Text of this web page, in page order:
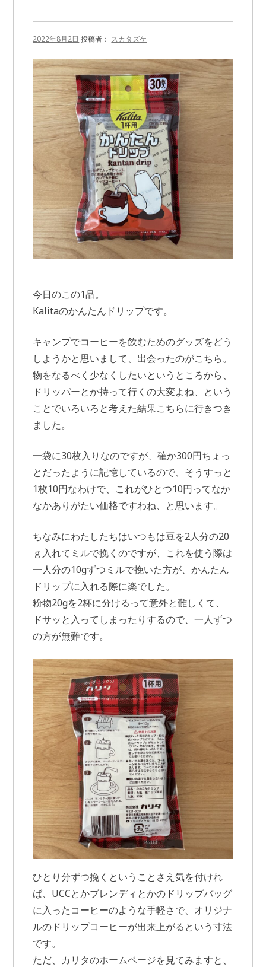
2022年8月2日 投稿者： スカタズケ
今日のこの1品。
Kalitaのかんたんドリップです。
キャンプでコーヒーを飲むためのグッズをどう
しようかと思いまして、出会ったのがこちら。
物をなるべく少なくしたいというところから、
ドリッパーとか持って行くの大変よね、という
ことでいろいろと考えた結果こちらに行きつき
ました。
一袋に30枚入りなのですが、確か300円ちょっ
とだったように記憶しているので、そうすっと
1枚10円なわけで、これがひとつ10円ってなか
なかありがたい価格ですわね、と思います。
ちなみにわたしたちはいつもは豆を2人分の20
ｇ入れてミルで挽くのですが、これを使う際は
一人分の10gずつミルで挽いた方が、かんたん
ドリップに入れる際に楽でした。
粉物20gを2杯に分けるって意外と難しくて、
ドサッと入ってしまったりするので、一人ずつ
の方が無難です。
ひとり分ずつ挽くということさえ気を付けれ
ば、UCCとかブレンディとかのドリップバッグ
に入ったコーヒーのような手軽さで、オリジナ
ルのドリップコーヒーが出来上がるという寸法
です。
ただ、カリタのホームページを見てみますと、